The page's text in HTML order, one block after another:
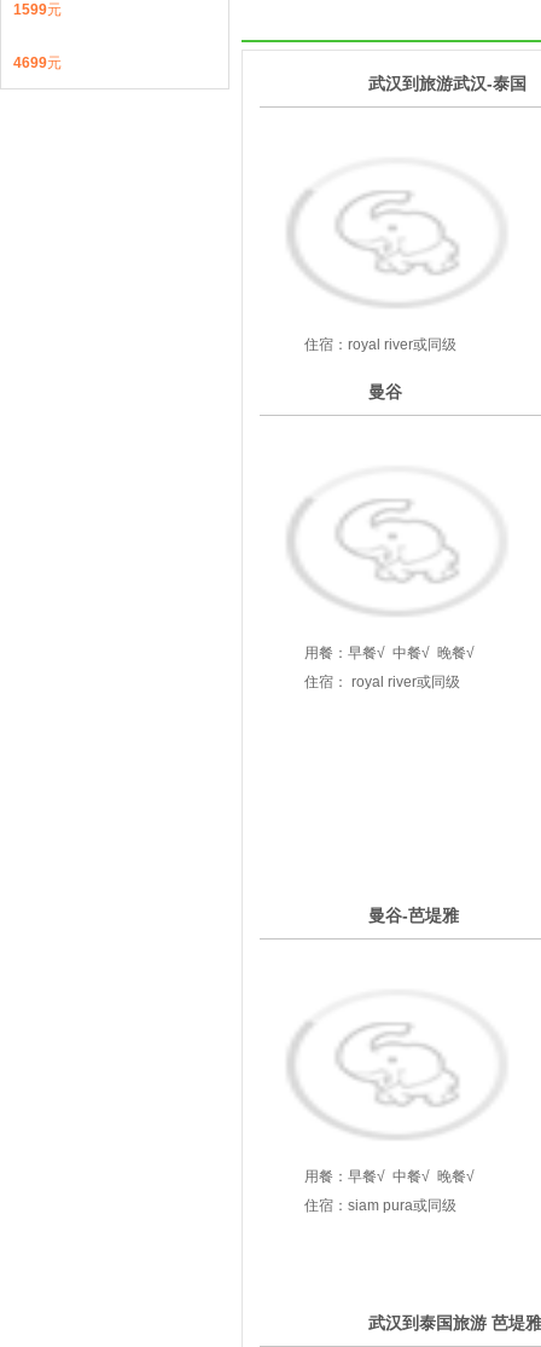
武汉到旅游武汉-泰国
住宿：royal river或同级
曼谷
用餐： 早餐√ 中餐√ 晚餐√
住宿： royal river或同级
曼谷-芭堤雅
用餐： 早餐√ 中餐√ 晚餐√
住宿：siam pura或同级
武汉到泰国旅游 芭堤雅
1599元
4699元